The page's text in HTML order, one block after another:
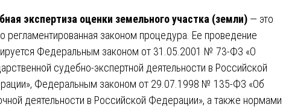
экспертиза оценки земельного участка (земли) — это
регламентированная законом процедура. Ее проведение
Федеральным законом от 31.05.2001 № 73-ФЗ «О
судебно-экспертной деятельности в Российской
Федеральным законом от 29.07.1998 № 135-ФЗ «Об
деятельности в Российской Федерации», а также нормами